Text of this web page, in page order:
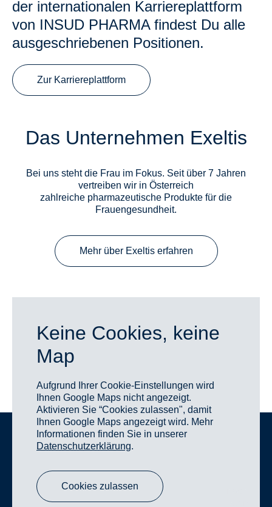
der internationalen Karriereplattform
von INSUD PHARMA findest Du alle
ausgeschriebenen Positionen.
Zur Karriereplattform
Das Unternehmen Exeltis
Bei uns steht die Frau im Fokus. Seit über 7 Jahren
vertreiben wir in Österreich
zahlreiche pharmazeutische Produkte für die
Frauengesundheit.
Mehr über Exeltis erfahren
Keine Cookies, keine
Map
Aufgrund Ihrer Cookie-Einstellungen wird
Ihnen Google Maps nicht angezeigt.
Aktivieren Sie “Cookies zulassen", damit
Ihnen Google Maps angezeigt wird. Mehr
Informationen finden Sie in unserer
Datenschutzerklärung.
Cookies zulassen